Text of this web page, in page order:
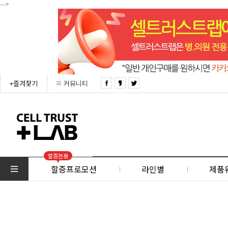
-->
+즐겨찾기 커뮤니티
할증전용
할증프로모션 라인별 제품